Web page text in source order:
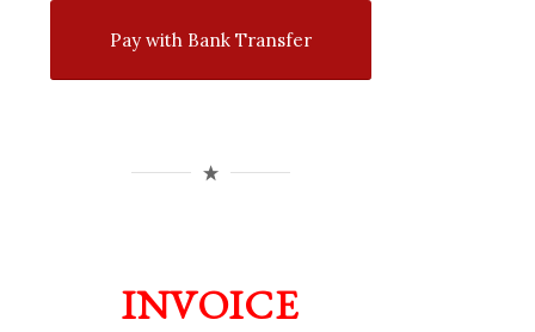
Pay with Bank Transfer
INVOICE